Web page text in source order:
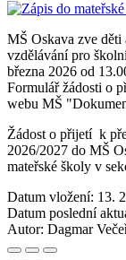
MŠ Oskava zve
vzdělávání pro
března 2026 od
Formulář žádosti o
webu MŠ
Žádost o přijetí k
2026/2027 do MŠ
mateřské školy v
Datum vložení: 13.
Datum poslední
Autor: Dagmar